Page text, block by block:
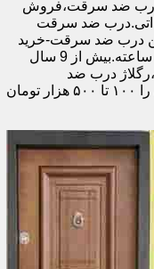
درب ضد سرقت،فروش
ضد سرقت
درب ضد سرقت-خرید
مستقیم از کارخانه قفل گاوصندوقی کاله،ضد برش و ضد دیلم 100% وارداتی،ورق فولادی دوبل چهارطرفه،عایق حرارت و صوت،اکیپ نصاب حرفه ای با گارانتی نصب 2 ساله،نصب 2 ساعته.بیش از 9 سال
درب ضد
سرقت،درب لابی و یا درب ورودی ساختمان از جمله عوامل تأثیر گذار در ظاهر کل ساختمان می‌باشد.طبق تحقیقات انجام شده،درب لابی لوکس می‌تواند ارزش هر متر مربع از آپارتمان را ۱۰۰ تا ۵۰۰ هزار تومان